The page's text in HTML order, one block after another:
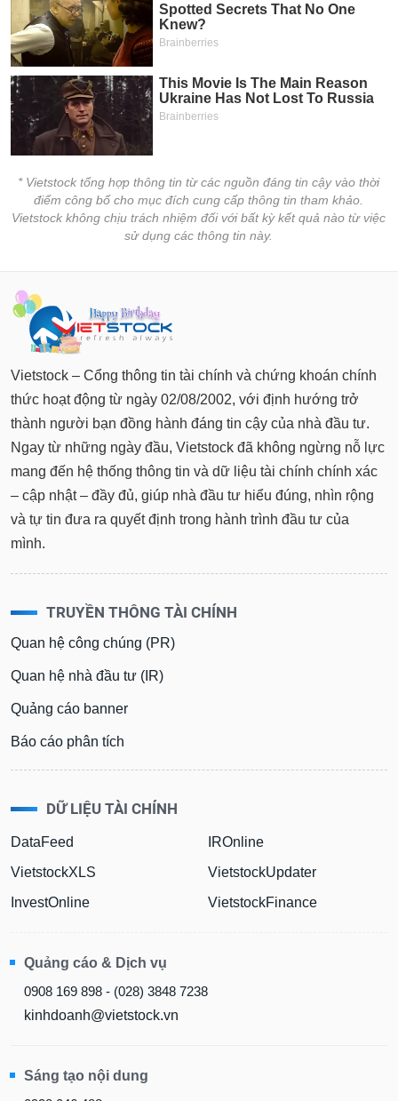
* Vietstock tổng hợp thông tin từ các nguồn đáng tin cậy vào thời
điểm công bố cho mục đích cung cấp thông tin tham khảo.
Vietstock không chịu trách nhiệm đối với bất kỳ kết quả nào từ việc
sử dụng các thông tin này.
Vietstock – Cổng thông tin tài chính và chứng khoán chính
thức hoạt động từ ngày 02/08/2002, với định hướng trở
thành người bạn đồng hành đáng tin cậy của nhà đầu tư.
Ngay từ những ngày đầu, Vietstock đã không ngừng nỗ lực
mang đến hệ thống thông tin và dữ liệu tài chính chính xác
– cập nhật – đầy đủ, giúp nhà đầu tư hiểu đúng, nhìn rộng
và tự tin đưa ra quyết định trong hành trình đầu tư của
mình.
TRUYỀN THÔNG TÀI CHÍNH
Quan hệ công chúng (PR)
Quan hệ nhà đầu tư (IR)
Quảng cáo banner
Báo cáo phân tích
DỮ LIỆU TÀI CHÍNH
DataFeed
VietstockXLS
InvestOnline
IROnline
VietstockUpdater
VietstockFinance
Quảng cáo & Dịch vụ
0908 169 898 - (028) 3848 7238
kinhdoanh@vietstock.vn
Sáng tạo nội dung